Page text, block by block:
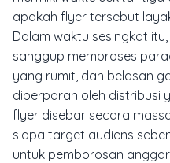
apakah flyer tersebut
Dalam waktu sesingkat
sanggup memproses
yang rumit, dan belasan
diperparah oleh distribusi
flyer disebar secara
siapa target audiens
untuk pemborosan